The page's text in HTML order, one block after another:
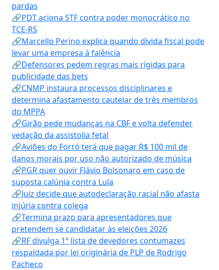
pardas
🔗PDT aciona STF contra poder monocrático no
TCE-RS
🔗Marcello Perino explica quando dívida fiscal pode
levar uma empresa à falência
🔗Defensores pedem regras mais rígidas para
publicidade das bets
🔗CNMP instaura processos disciplinares e
determina afastamento cautelar de três membros
do MPPA
🔗Girão pede mudanças na CBF e volta defender
vedação da assistolia fetal
🔗Aviões do Forró terá que pagar R$ 100 mil de
danos morais por uso não autorizado de música
🔗PGR quer ouvir Flávio Bolsonaro em caso de
suposta calúnia contra Lula
🔗Juiz decide que autodeclaração racial não afasta
injúria contra colega
🔗Termina prazo para apresentadores que
pretendem se candidatar às eleições 2026
🔗RF divulga 1ª lista de devedores contumazes
respaldada por lei originária de PLP de Rodrigo
Pacheco